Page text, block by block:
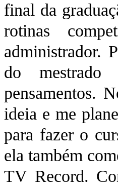
final da
rotinas
administrador.
do mestrado
pensamentos.
ideia e me
para fazer o
ela também
TV Record.